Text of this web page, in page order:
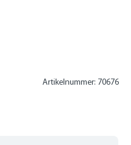
Artikelnummer: 70676